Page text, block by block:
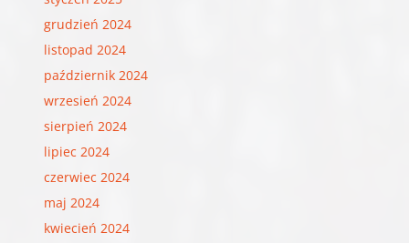
grudzień 2024
listopad 2024
październik 2024
wrzesień 2024
sierpień 2024
lipiec 2024
czerwiec 2024
maj 2024
kwiecień 2024